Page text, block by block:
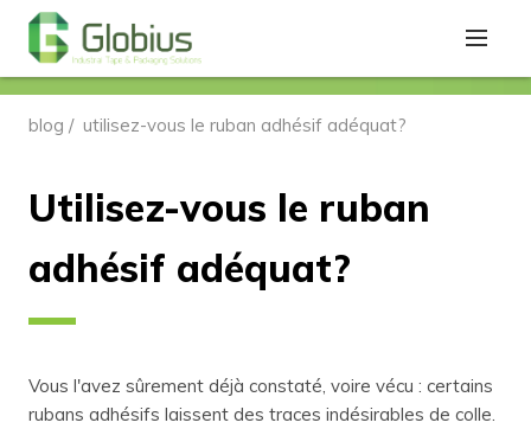
blog / utilisez-vous le ruban adhésif adéquat?
Utilisez-vous le ruban
adhésif adéquat?
Vous l'avez sûrement déjà constaté, voire vécu : certains
rubans adhésifs laissent des traces indésirables de colle.